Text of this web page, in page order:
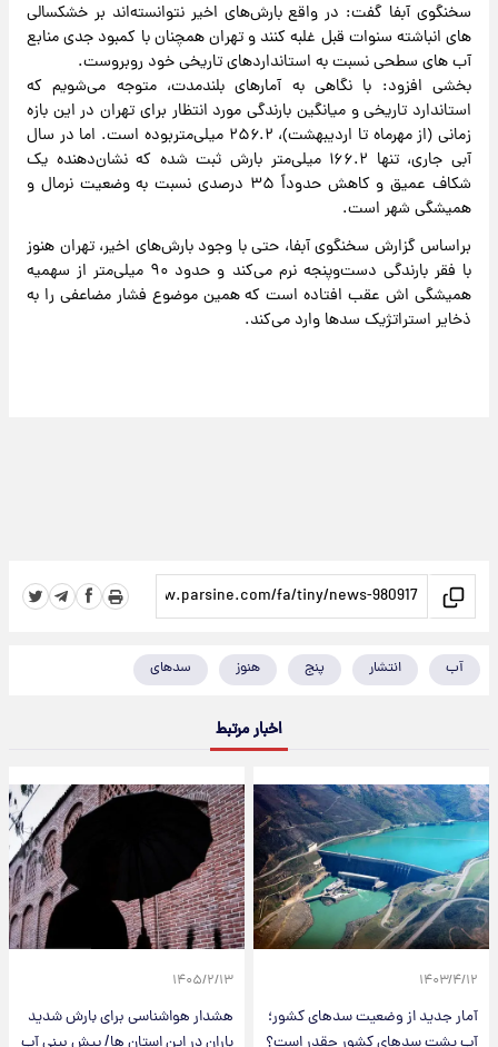
سخنگوی آبفا گفت: در واقع بارش‌های اخیر نتوانسته‌اند بر خشکسالی‌
های انباشته سنوات قبل غلبه کنند و تهران همچنان با کمبود جدی منابع
آب های سطحی نسبت به استانداردهای تاریخی خود روبروست.
بخشی افزود: با نگاهی به آمارهای بلندمدت، متوجه می‌شویم که
استاندارد تاریخی و میانگین بارندگی مورد انتظار برای تهران در این بازه
زمانی (از مهرماه تا اردیبهشت)، ۲۵۶.۲ میلی‌متربوده است. اما در سال
آبی جاری، تنها ۱۶۶.۲ میلی‌متر بارش ثبت شده که نشان‌دهنده یک
شکاف عمیق و کاهش حدوداً ۳۵ درصدی نسبت به وضعیت نرمال و
همیشگی شهر است.
براساس گزارش سخنگوی آبفا، حتی با وجود بارش‌های اخیر، تهران هنوز
با فقر بارندگی دست‌وپنجه نرم می‌کند و حدود ۹۰ میلی‌متر از سهمیه
همیشگی‌ اش عقب افتاده است که همین موضوع فشار مضاعفی را به
ذخایر استراتژیک سدها وارد می‌کند.
آب انتشار پنج هنوز سدهای
اخبار مرتبط
۱۴۰۳/۴/۱۲
آمار جدید از وضعیت سدهای کشور؛
۱۴۰۵/۲/۱۳
هشدار هواشناسی برای بارش شدید